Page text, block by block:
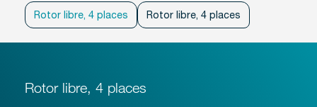
Rotor libre, 4 places Rotor libre, 4 places
Rotor libre, 4 places